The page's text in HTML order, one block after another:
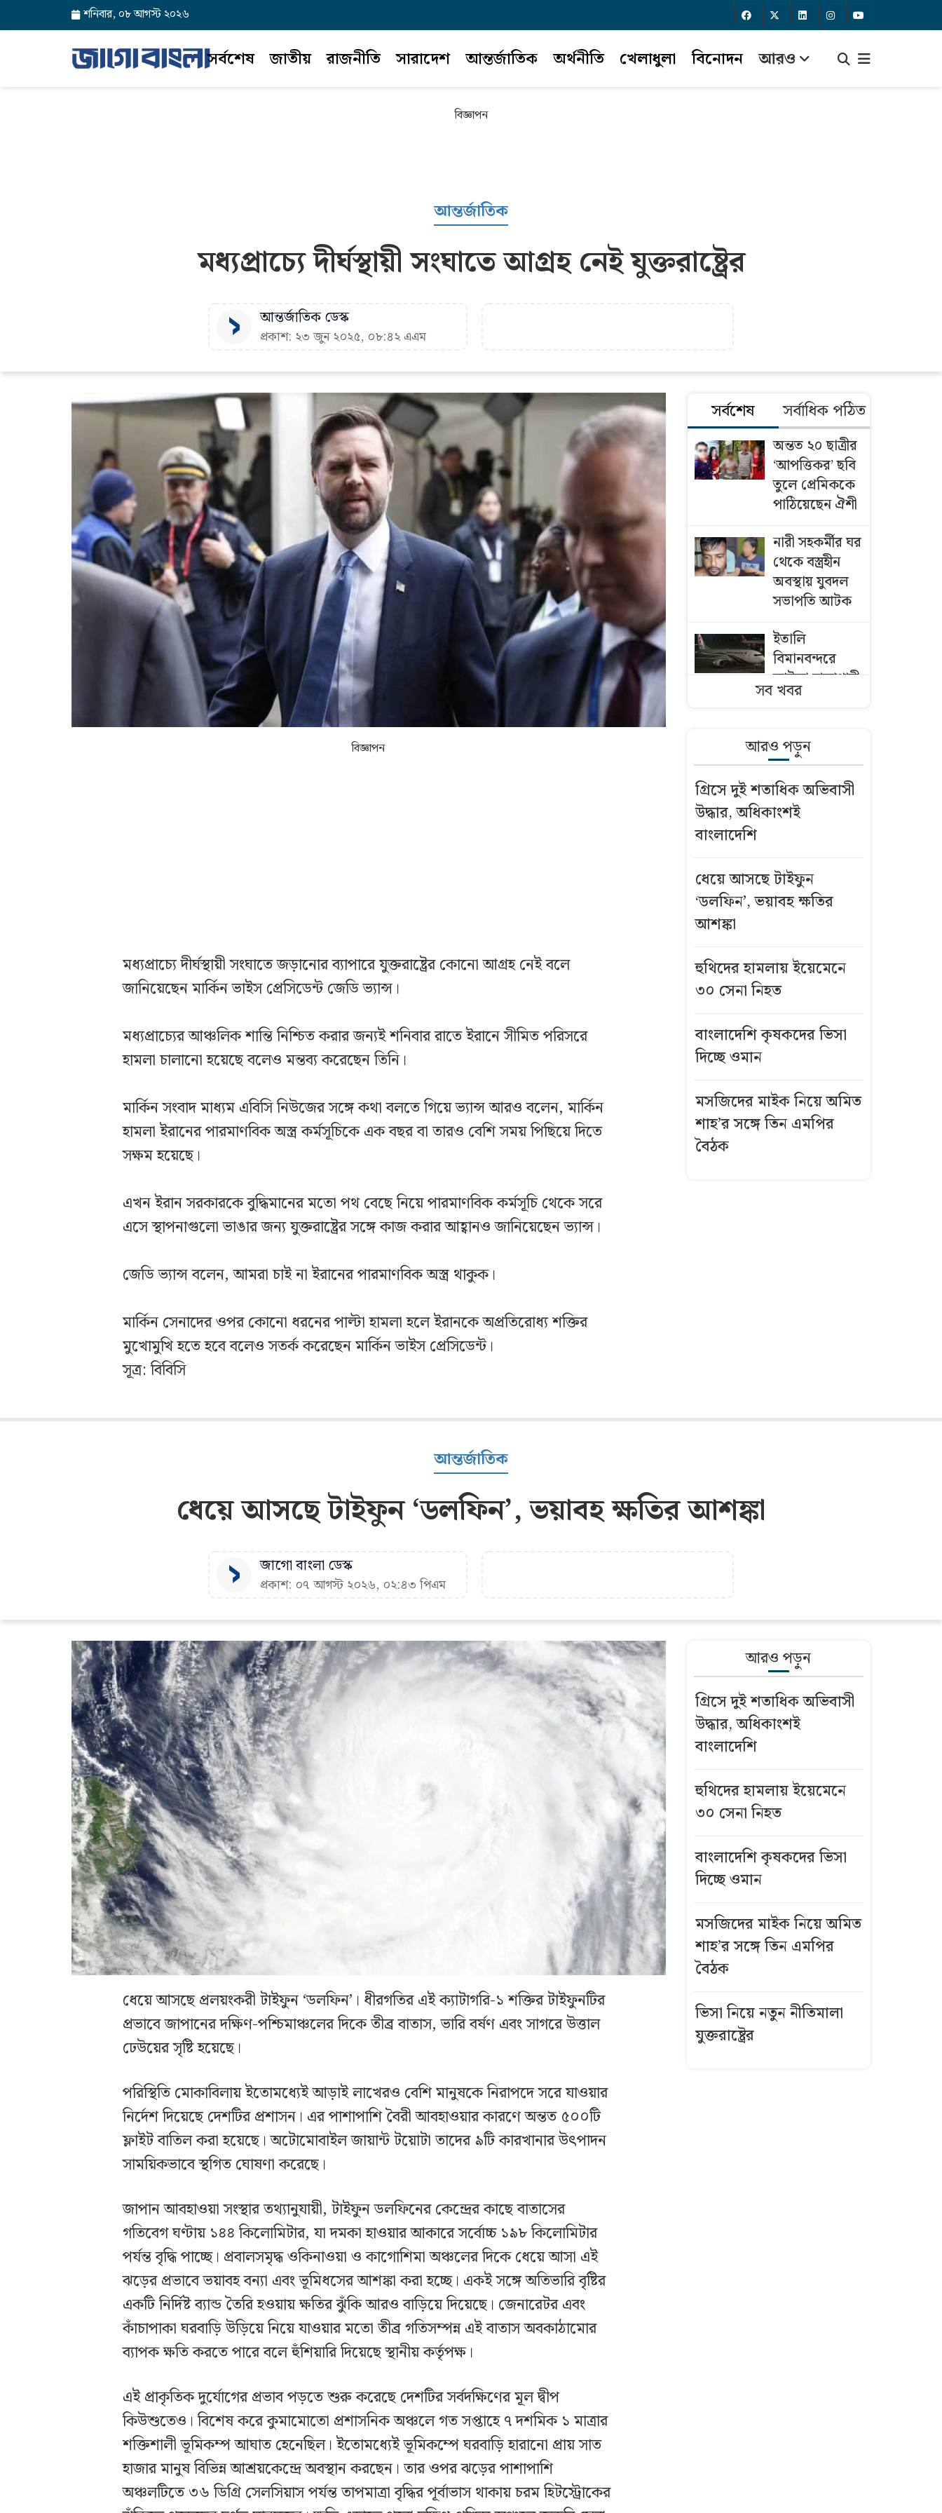
শনিবার, ০৮ আগস্ট ২০২৬
সর্বশেষ জাতীয় রাজনীতি সারাদেশ আন্তর্জাতিক অর্থনীতি খেলাধুলা বিনোদন আরও
বিজ্ঞাপন
আন্তর্জাতিক
মধ্যপ্রাচ্যে দীর্ঘস্থায়ী সংঘাতে আগ্রহ নেই যুক্তরাষ্ট্রের
আন্তর্জাতিক ডেস্ক
প্রকাশ: ২৩ জুন ২০২৫, ০৮:৪২ এএম
বিজ্ঞাপন
মধ্যপ্রাচ্যে দীর্ঘস্থায়ী সংঘাতে জড়ানোর ব্যাপারে যুক্তরাষ্ট্রের কোনো আগ্রহ নেই বলে
জানিয়েছেন মার্কিন ভাইস প্রেসিডেন্ট জেডি ভ্যান্স।
মধ্যপ্রাচ্যের আঞ্চলিক শান্তি নিশ্চিত করার জন্যই শনিবার রাতে ইরানে সীমিত পরিসরে
হামলা চালানো হয়েছে বলেও মন্তব্য করেছেন তিনি।
মার্কিন সংবাদ মাধ্যম এবিসি নিউজের সঙ্গে কথা বলতে গিয়ে ভ্যান্স আরও বলেন, মার্কিন
হামলা ইরানের পারমাণবিক অস্ত্র কর্মসূচিকে এক বছর বা তারও বেশি সময় পিছিয়ে দিতে
সক্ষম হয়েছে।
এখন ইরান সরকারকে বুদ্ধিমানের মতো পথ বেছে নিয়ে পারমাণবিক কর্মসূচি থেকে সরে
এসে স্থাপনাগুলো ভাঙার জন্য যুক্তরাষ্ট্রের সঙ্গে কাজ করার আহ্বানও জানিয়েছেন ভ্যান্স।
জেডি ভ্যান্স বলেন, আমরা চাই না ইরানের পারমাণবিক অস্ত্র থাকুক।
মার্কিন সেনাদের ওপর কোনো ধরনের পাল্টা হামলা হলে ইরানকে অপ্রতিরোধ্য শক্তির
মুখোমুখি হতে হবে বলেও সতর্ক করেছেন মার্কিন ভাইস প্রেসিডেন্ট।
সূত্র: বিবিসি
সর্বশেষ সর্বাধিক পঠিত
অন্তত ২০ ছাত্রীর
‘আপত্তিকর’ ছবি
তুলে প্রেমিককে
পাঠিয়েছেন ঐশী
নারী সহকর্মীর ঘর
থেকে বস্ত্রহীন
অবস্থায় যুবদল
সভাপতি আটক
ইতালি
বিমানবন্দরে
আটকা ঢাকাগামী
বিমান, ভেতরে
যাত্রী
পদোন্নতি
ঠেকাতে গভীর
ষড়যন্ত্র, নেপথ্যে
বন্ধুর স্ত্রীর গলায়
ছুরি ধরে ধর্ষণ
বিস্ফোরণে একই
পরিবারের
শিশুসহ ৩ জন
অভিবাসী উদ্ধার,
অধিকাংশই
বাংলাদেশি
পারে ঘরের
সব খবর
আরও পড়ুন
গ্রিসে দুই শতাধিক অভিবাসী
উদ্ধার, অধিকাংশই
বাংলাদেশি
ধেয়ে আসছে টাইফুন
‘ডলফিন’, ভয়াবহ ক্ষতির
আশঙ্কা
হুথিদের হামলায় ইয়েমেনে
৩০ সেনা নিহত
বাংলাদেশি কৃষকদের ভিসা
দিচ্ছে ওমান
মসজিদের মাইক নিয়ে অমিত
শাহ’র সঙ্গে তিন এমপির
বৈঠক
আন্তর্জাতিক
ধেয়ে আসছে টাইফুন ‘ডলফিন’, ভয়াবহ ক্ষতির আশঙ্কা
জাগো বাংলা ডেস্ক
প্রকাশ: ০৭ আগস্ট ২০২৬, ০২:৪৩ পিএম
ধেয়ে আসছে প্রলয়ংকরী টাইফুন ‌‘ডলফিন’। ধীরগতির এই ক্যাটাগরি-১ শক্তির টাইফুনটির
প্রভাবে জাপানের দক্ষিণ-পশ্চিমাঞ্চলের দিকে তীব্র বাতাস, ভারি বর্ষণ এবং সাগরে উত্তাল
ঢেউয়ের সৃষ্টি হয়েছে।
পরিস্থিতি মোকাবিলায় ইতোমধ্যেই আড়াই লাখেরও বেশি মানুষকে নিরাপদে সরে যাওয়ার
নির্দেশ দিয়েছে দেশটির প্রশাসন। এর পাশাপাশি বৈরী আবহাওয়ার কারণে অন্তত ৫০০টি
ফ্লাইট বাতিল করা হয়েছে। অটোমোবাইল জায়ান্ট টয়োটা তাদের ৯টি কারখানার উৎপাদন
সাময়িকভাবে স্থগিত ঘোষণা করেছে।
জাপান আবহাওয়া সংস্থার তথ্যানুযায়ী, টাইফুন ডলফিনের কেন্দ্রের কাছে বাতাসের
গতিবেগ ঘণ্টায় ১৪৪ কিলোমিটার, যা দমকা হাওয়ার আকারে সর্বোচ্চ ১৯৮ কিলোমিটার
পর্যন্ত বৃদ্ধি পাচ্ছে। প্রবালসমৃদ্ধ ওকিনাওয়া ও কাগোশিমা অঞ্চলের দিকে ধেয়ে আসা এই
ঝড়ের প্রভাবে ভয়াবহ বন্যা এবং ভূমিধসের আশঙ্কা করা হচ্ছে। একই সঙ্গে অতিভারি বৃষ্টির
একটি নির্দিষ্ট ব্যান্ড তৈরি হওয়ায় ক্ষতির ঝুঁকি আরও বাড়িয়ে দিয়েছে। জেনারেটর এবং
কাঁচাপাকা ঘরবাড়ি উড়িয়ে নিয়ে যাওয়ার মতো তীব্র গতিসম্পন্ন এই বাতাস অবকাঠামোর
ব্যাপক ক্ষতি করতে পারে বলে হুঁশিয়ারি দিয়েছে স্থানীয় কর্তৃপক্ষ।
এই প্রাকৃতিক দুর্যোগের প্রভাব পড়তে শুরু করেছে দেশটির সর্বদক্ষিণের মূল দ্বীপ
কিউশুতেও। বিশেষ করে কুমামোতো প্রশাসনিক অঞ্চলে গত সপ্তাহে ৭ দশমিক ১ মাত্রার
শক্তিশালী ভূমিকম্প আঘাত হেনেছিল। ইতোমধ্যেই ভূমিকম্পে ঘরবাড়ি হারানো প্রায় সাত
হাজার মানুষ বিভিন্ন আশ্রয়কেন্দ্রে অবস্থান করছেন। তার ওপর ঝড়ের পাশাপাশি
অঞ্চলটিতে ৩৬ ডিগ্রি সেলসিয়াস পর্যন্ত তাপমাত্রা বৃদ্ধির পূর্বাভাস থাকায় চরম হিটস্ট্রোকের
আরও পড়ুন
গ্রিসে দুই শতাধিক অভিবাসী
উদ্ধার, অধিকাংশই
বাংলাদেশি
হুথিদের হামলায় ইয়েমেনে
৩০ সেনা নিহত
বাংলাদেশি কৃষকদের ভিসা
দিচ্ছে ওমান
মসজিদের মাইক নিয়ে অমিত
শাহ’র সঙ্গে তিন এমপির
বৈঠক
ভিসা নিয়ে নতুন নীতিমালা
যুক্তরাষ্ট্রের